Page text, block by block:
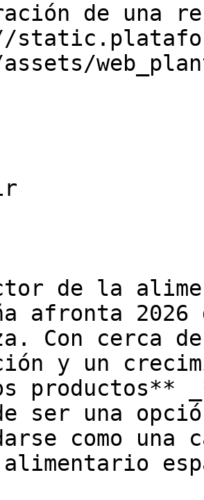
de una
de la
afronta
Con cerca
y un
productos**
ser una
como
alimentario